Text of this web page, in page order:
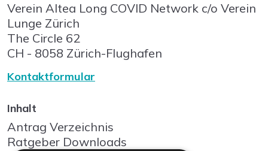
Verein Altea Long COVID Network c/o Verein
Lunge Zürich
The Circle 62
CH - 8058 Zürich-Flughafen
Kontaktformular
Inhalt
Antrag Verzeichnis
Ratgeber Downloads